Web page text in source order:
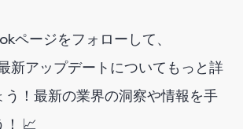
ページをフォローして、
新アップデートについてもっと詳
う！最新の業界の洞察や情報を手
！ 📈